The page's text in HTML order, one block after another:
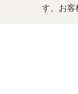
す。お客